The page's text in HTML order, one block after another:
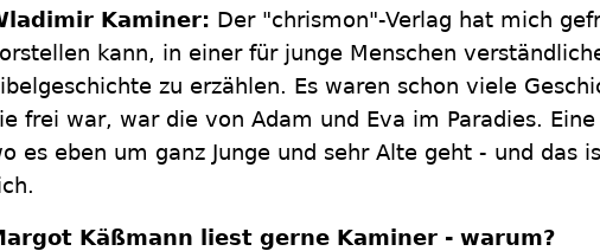
Kaminer: Der "chrismon"-Verlag hat mich
kann, in einer für junge Menschen
zu erzählen. Es waren schon viele
frei war, war die von Adam und Eva im Paradies.
es eben um ganz Junge und sehr Alte geht - und das
Käßmann liest gerne Kaminer - warum?